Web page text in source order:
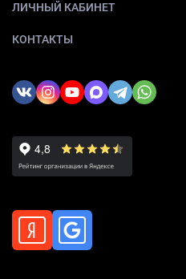
ЛИЧНЫЙ КАБИНЕТ
КОНТАКТЫ